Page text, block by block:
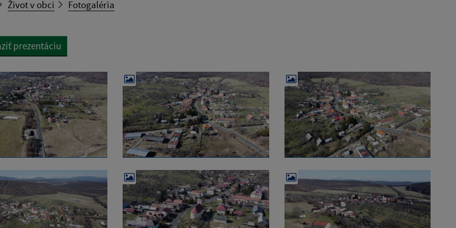
Život v obci Fotogaléria
prezentáciu